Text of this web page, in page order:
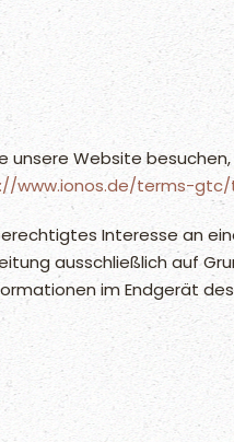
unsere Website
www.ionos.de/terms-
Interesse an
ausschließlich auf
im Endgerät